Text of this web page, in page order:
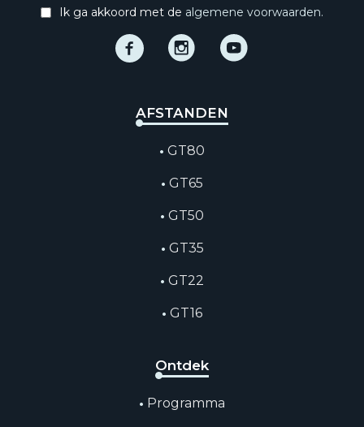
Ik ga akkoord met de algemene voorwaarden.
FacebookInstagramInstagram
AFSTANDEN
GT80
GT65
GT50
GT35
GT22
GT16
Ontdek
Programma